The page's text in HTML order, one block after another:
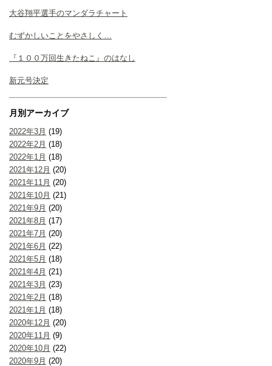
大谷翔平選手のマンダラチャート
むずかしいことをやさしく…
『１００万回生きたねこ』のはなし
新元号決定
月別アーカイブ
2022年3月 (19)
2022年2月 (18)
2022年1月 (18)
2021年12月 (20)
2021年11月 (20)
2021年10月 (21)
2021年9月 (20)
2021年8月 (17)
2021年7月 (20)
2021年6月 (22)
2021年5月 (18)
2021年4月 (21)
2021年3月 (23)
2021年2月 (18)
2021年1月 (18)
2020年12月 (20)
2020年11月 (9)
2020年10月 (22)
2020年9月 (20)